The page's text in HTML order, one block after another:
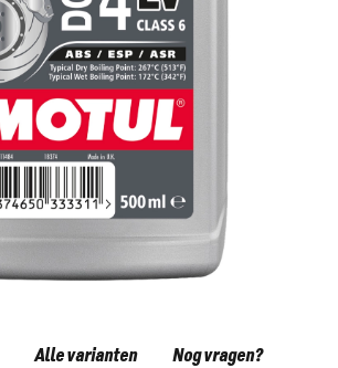
Alle varianten Nog vragen?